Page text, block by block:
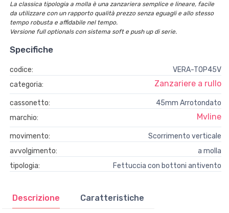
La classica tipologia a molla è una zanzariera semplice e lineare, facile
da utilizzare con un rapporto qualità prezzo senza eguagli e allo stesso
tempo robusta e affidabile nel tempo.
Versione full optionals con sistema soft e push up di serie.
Specifiche
codice:
VERA-TOP45V
categoria:
Zanzariere a rullo
cassonetto:
45mm Arrotondato
marchio:
Mvline
movimento:
Scorrimento verticale
avvolgimento:
a molla
tipologia:
Fettuccia con bottoni antivento
Descrizione Caratteristiche